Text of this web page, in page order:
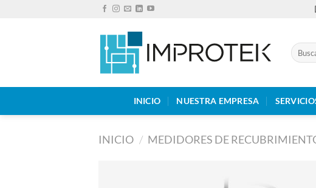
Buscar
por:
INICIO NUESTRA EMPRESA
INICIO / MEDIDORES DE